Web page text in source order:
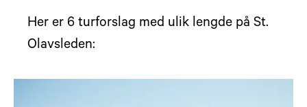
Her er 6 turforslag med ulik lengde på St.
Olavsleden: